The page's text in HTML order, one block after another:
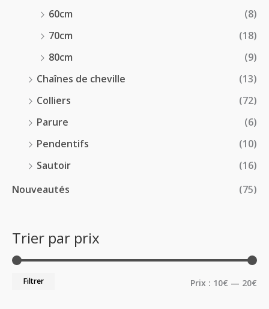
60cm
(8)
70cm
(18)
80cm
(9)
Chaînes de cheville
(13)
Colliers
(72)
Parure
(6)
Pendentifs
(10)
Sautoir
(16)
Nouveautés
(75)
Trier par prix
Filtrer Prix : 10€ — 20€